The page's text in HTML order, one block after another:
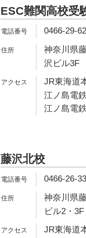
ESC難関高校受
0466-29-
神奈川県
沢ビル3F
JR東海道
江ノ島電
江ノ島電
藤沢北校
0466-26-
神奈川県
ビル2・3F
JR東海道